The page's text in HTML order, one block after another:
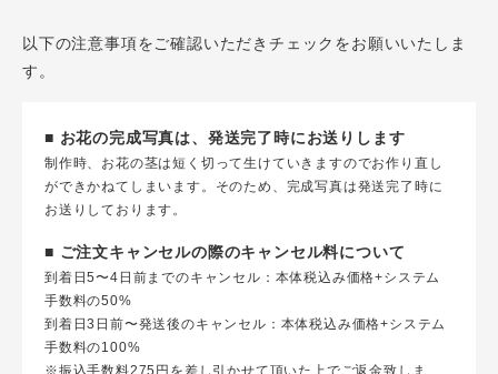
以下の注意事項をご確認いただきチェックをお願いいたしま
す。
■ お花の完成写真は、発送完了時にお送りします
制作時、お花の茎は短く切って生けていきますのでお作り直し
ができかねてしまいます。そのため、完成写真は発送完了時に
お送りしております。
■ ご注文キャンセルの際のキャンセル料について
到着日5〜4日前までのキャンセル：本体税込み価格+システム
手数料の50%
到着日3日前〜発送後のキャンセル：本体税込み価格+システム
手数料の100%